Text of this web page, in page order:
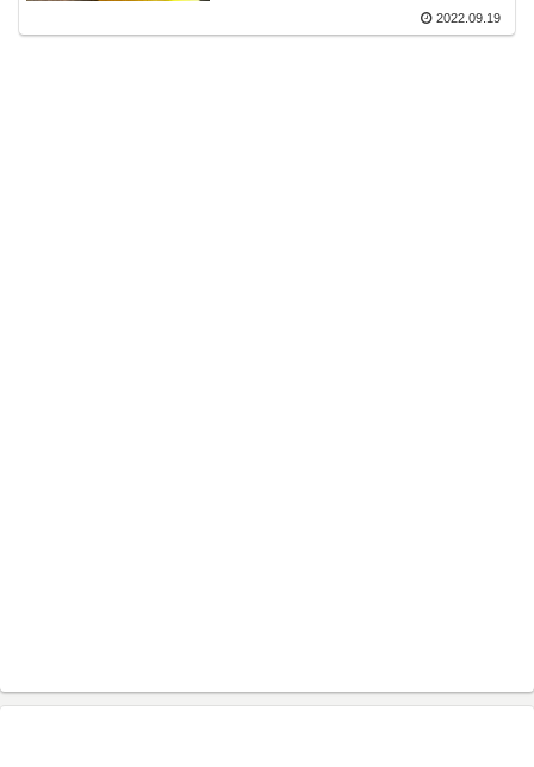
2022.09.19